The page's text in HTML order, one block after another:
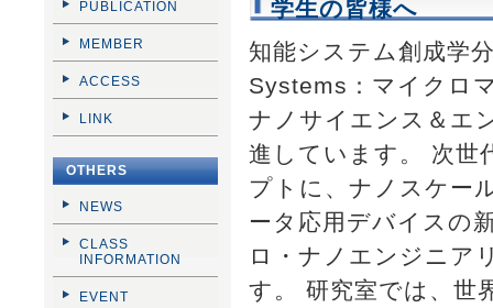
学生の皆様へ
知能システム創成学
Systems：マイクロ
ナノサイエンス＆エ
進しています。 次世
プトに、ナノスケー
ータ応用デバイスの
ロ・ナノエンジニア
す。 研究室では、世
PUBLICATION
MEMBER
ACCESS
LINK
OTHERS
NEWS
CLASS
INFORMATION
EVENT